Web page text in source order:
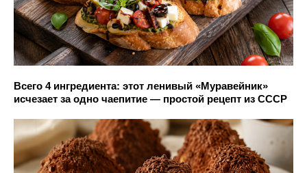
Всего 4 ингредиента: этот ленивый «Муравейник»
исчезает за одно чаепитие — простой рецепт из СССР